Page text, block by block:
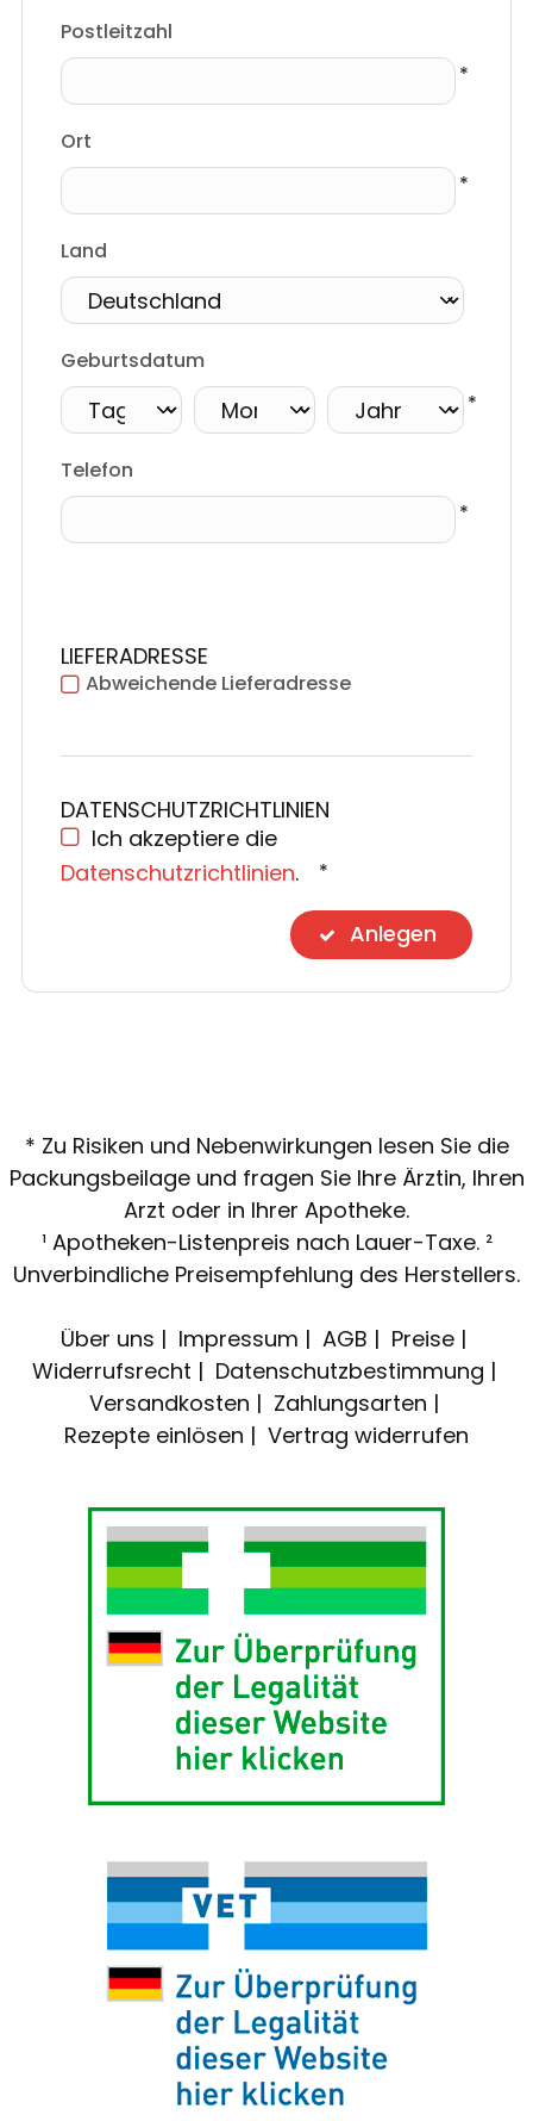
Postleitzahl
Ort
Land
Geburtsdatum
Telefon
LIEFERADRESSE
Abweichende Lieferadresse
DATENSCHUTZRICHTLINIEN
Ich akzeptiere die
Datenschutzrichtlinien.
Anlegen
* Zu Risiken und Nebenwirkungen lesen Sie die
Packungsbeilage und fragen Sie Ihre Ärztin, Ihren
Arzt oder in Ihrer Apotheke.
¹ Apotheken-Listenpreis nach Lauer-Taxe. ²
Unverbindliche Preisempfehlung des Herstellers.
Über uns Impressum AGB
Preise
Widerrufsrecht
Datenschutzbestimmung
Versandkosten
Zahlungsarten
Rezepte einlösen
Vertrag widerrufen